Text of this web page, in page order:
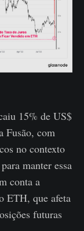
15% de US$
Fusão, com
no contexto
manter essa
conta a
ETH, que afeta
futuras